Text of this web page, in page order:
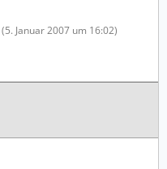
(5. Januar 2007 um 16:02)